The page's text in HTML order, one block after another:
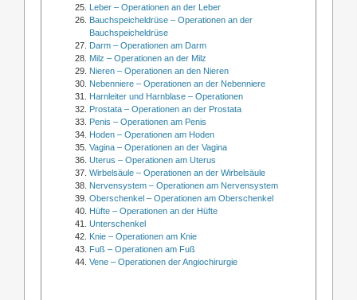
Leber – Operationen an der Leber
Bauchspeicheldrüse – Operationen an der
Bauchspeicheldrüse
Darm – Operationen am Darm
Milz – Operationen an der Milz
Nieren – Operationen an den Nieren
Nebenniere – Operationen an der Nebenniere
Harnleiter und Harnblase – Operationen
Prostata – Operationen an der Prostata
Penis – Operationen am Penis
Hoden – Operationen am Hoden
Vagina – Operationen an der Vagina
Uterus – Operationen am Uterus
Wirbelsäule – Operationen an der Wirbelsäule
Nervensystem – Operationen am Nervensystem
Oberschenkel – Operationen am Oberschenkel
Hüfte – Operationen an der Hüfte
Unterschenkel
Knie – Operationen am Knie
Fuß – Operationen am Fuß
Vene – Operationen der Angiochirurgie